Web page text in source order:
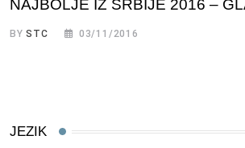
NAJBOLJE IZ SRBIJE 2016 –
BYSTC 03/11/2016
JEZIK